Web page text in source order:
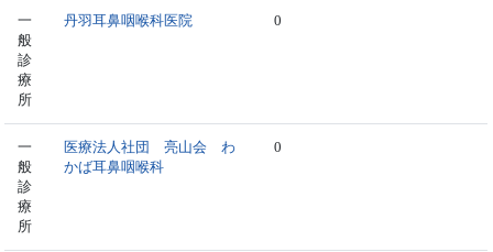
一
般
診
療
所
丹羽耳鼻咽喉科医院 0
一
般
診
療
所
医療法人社団 亮山会 わ
かば耳鼻咽喉科
0